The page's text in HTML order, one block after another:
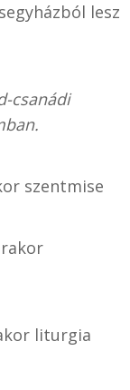
lesz
csanádi
szentmise
liturgia